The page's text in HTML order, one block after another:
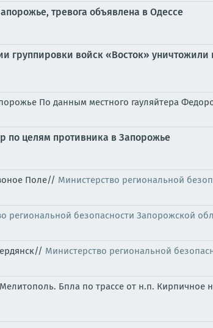
тревога объявлена в Одессе
группировки войск «Восток»
По данным местного гауляйтера
по целям противника в Запорожье
Поле// Министерство региональной
региональной безопасности Запорожской
Министерство региональной
Бпла по трассе от н.п. Кирпичное